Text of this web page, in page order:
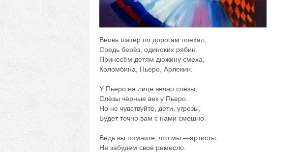
Вновь шатёр по дорогам поехал,
Средь берёз, одиноких рябин.
Принесём детям дюжину смеха,
Коломбина, Пьеро, Арлекин.
У Пьеро на лице вечно слёзы,
Слёзы чёрные век у Пьеро.
Но не чувствуйте, дети, угрозы,
Будет точно вам с нами смешно.
Ведь вы помните, что мы —артисты,
Не забудем своё ремесло.